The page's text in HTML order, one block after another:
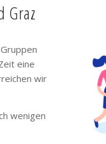
Graz
eine
wir
wenigen